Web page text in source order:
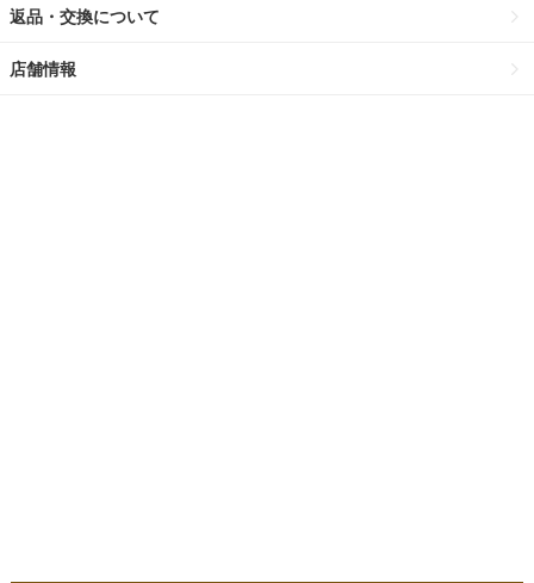
返品・交換について
店舗情報